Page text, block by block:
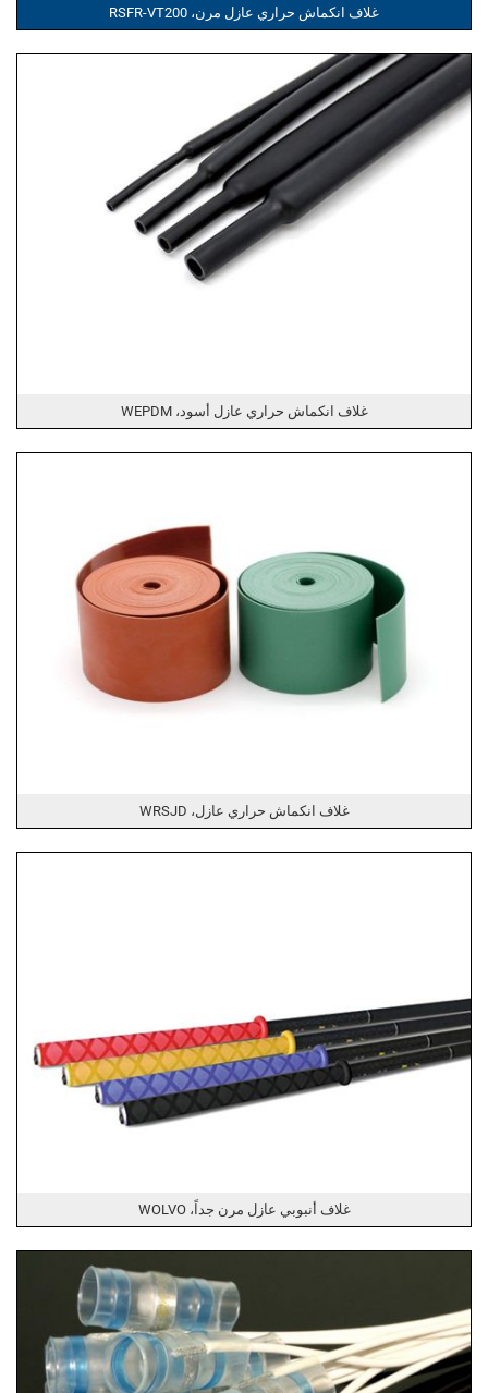
غلاف انكماش حراري عازل مرن، RSFR-VT200
غلاف انكماش حراري عازل أسود، WEPDM
غلاف انكماش حراري عازل، WRSJD
غلاف أنبوبي عازل مرن جداً، WOLVO